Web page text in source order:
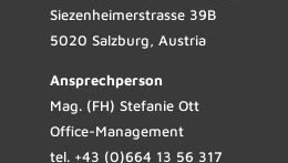
Siezenheimerstrasse 39B
5020 Salzburg, Austria
Ansprechperson
Mag. (FH) Stefanie Ott
Office-Management
tel. +43 (0)664 13 56 317